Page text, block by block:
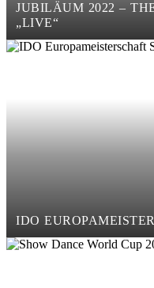
JUBILÄUM 2022 –
„LIVE“
IDO